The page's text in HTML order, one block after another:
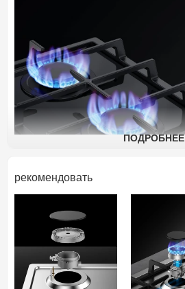
ПОДРОБНЕЕ
рекомендовать